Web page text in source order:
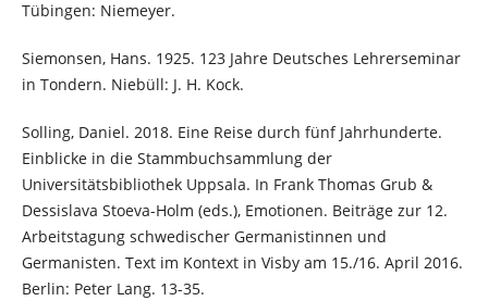
Tübingen: Niemeyer.
Siemonsen, Hans. 1925. 123 Jahre Deutsches Lehrerseminar
in Tondern. Niebüll: J. H. Kock.
Solling, Daniel. 2018. Eine Reise durch fünf Jahrhunderte.
Einblicke in die Stammbuchsammlung der
Universitätsbibliothek Uppsala. In Frank Thomas Grub &
Dessislava Stoeva-Holm (eds.), Emotionen. Beiträge zur 12.
Arbeitstagung schwedischer Germanistinnen und
Germanisten. Text im Kontext in Visby am 15./16. April 2016.
Berlin: Peter Lang. 13-35.